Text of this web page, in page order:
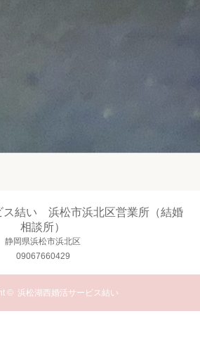
ス結い 浜松市浜北区営業所（結婚
相談所）
静岡県浜松市浜北区
09067660429
© 浜松湖西婚活サービス結い